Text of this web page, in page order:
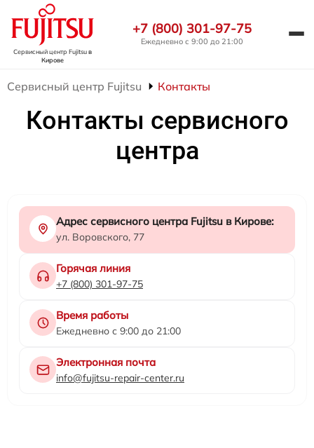
Сервисный центр Fujitsuв
Кирове
+7 (800) 301-97-75
Ежедневно с 9:00 до 21:00
Сервисный центр Fujitsu Контакты
Контакты сервисного
центра
Адрес сервисного центра Fujitsu в Кирове:
ул. Воровского, 77
Горячая линия
+7 (800) 301-97-75
Время работы
Ежедневно с 9:00 до 21:00
Электронная почта
info@fujitsu-repair-center.ru